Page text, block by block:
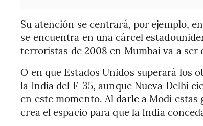
Su atención se centrará, por ejemplo,
se encuentra en una cárcel
terroristas de 2008 en Mumbai va a
O en que Estados Unidos superará los
la India del F-35, aunque Nueva Delhi
en este momento. Al darle a Modi
crea el espacio para que la India